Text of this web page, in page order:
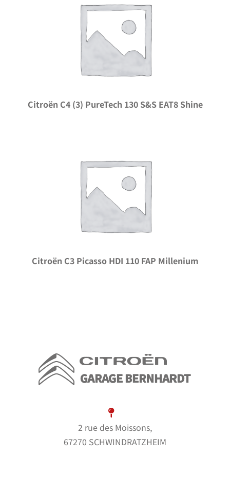
Citroën C4 (3) PureTech 130 S&S EAT8 Shine
Citroën C3 Picasso HDI 110 FAP Millenium
2 rue des Moissons,
67270 SCHWINDRATZHEIM